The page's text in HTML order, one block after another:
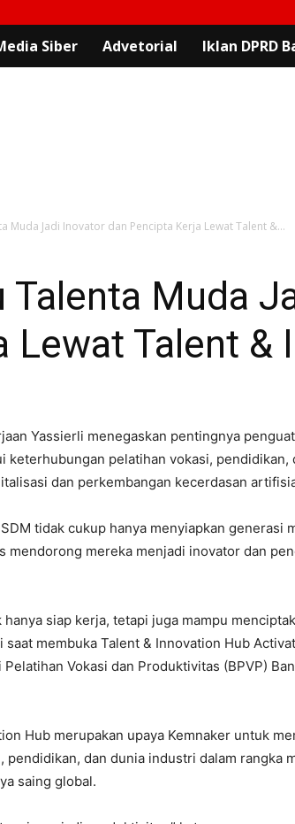
Siber Advetorial Iklan DPRD
Muda Jadi Inovator dan Pencipta Kerja Lewat Talent &...
Talenta Muda
Lewat Talent &
Yassierli menegaskan pentingnya
keterhubungan pelatihan vokasi, pendidikan,
dan perkembangan kecerdasan
tidak cukup hanya menyiapkan generasi
mendorong mereka menjadi inovator dan
siap kerja, tetapi juga mampu
saat membuka Talent & Innovation Hub
Vokasi dan Produktivitas (BPVP)
Hub merupakan upaya Kemnaker untuk
dan dunia industri dalam rangka
saing global.